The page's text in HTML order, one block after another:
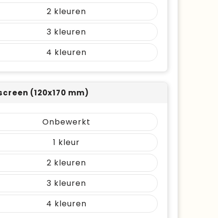
2
3
4
(120x170 mm)
Onbewerkt
1
2
3
4